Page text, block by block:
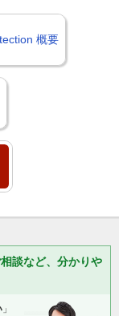
概要
談など、分かりや
」